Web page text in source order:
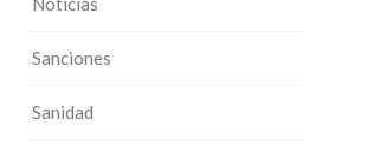
Sanciones
Sanidad